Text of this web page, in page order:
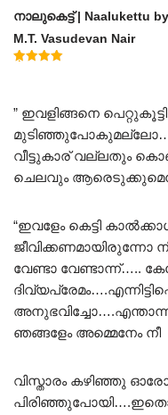
നാലുകെട്ട് | Naalukettu by
M.T. Vasudevan Nair
” ഇവളിങ്ങനെ
വീട്ടുകാര് വല്ലതും
ചെലവും
“ഇവളേം കെട്ടി
വേണ്ടാ വേണ്ടാന്ന്…..
ഞങ്ങളേം അമ്മെനേം നീ
വിസ്താരം കഴിഞ്ഞു